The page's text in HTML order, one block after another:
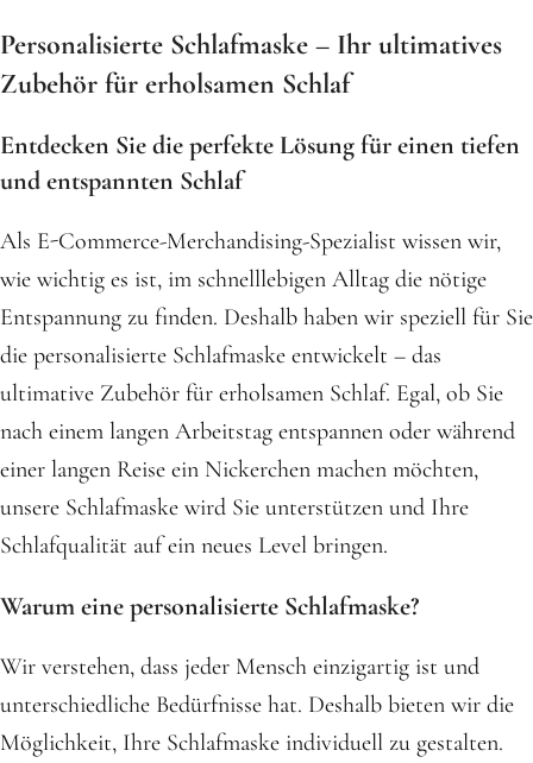
Personalisierte Schlafmaske – Ihr ultimatives
Zubehör für erholsamen Schlaf
Entdecken Sie die perfekte Lösung für einen tiefen
und entspannten Schlaf
Als E-Commerce-Merchandising-Spezialist wissen wir,
wie wichtig es ist, im schnelllebigen Alltag die nötige
Entspannung zu finden. Deshalb haben wir speziell für Sie
die personalisierte Schlafmaske entwickelt – das
ultimative Zubehör für erholsamen Schlaf. Egal, ob Sie
nach einem langen Arbeitstag entspannen oder während
einer langen Reise ein Nickerchen machen möchten,
unsere Schlafmaske wird Sie unterstützen und Ihre
Schlafqualität auf ein neues Level bringen.
Warum eine personalisierte Schlafmaske?
Wir verstehen, dass jeder Mensch einzigartig ist und
unterschiedliche Bedürfnisse hat. Deshalb bieten wir die
Möglichkeit, Ihre Schlafmaske individuell zu gestalten.